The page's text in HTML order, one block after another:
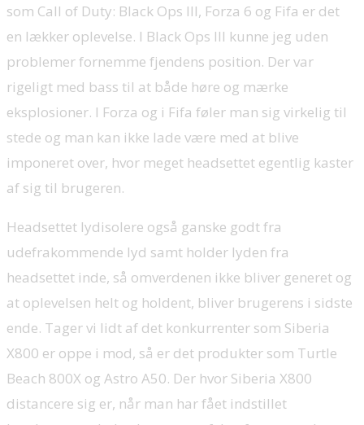
som Call of Duty: Black Ops III, Forza 6 og Fifa er det
en lækker oplevelse. I Black Ops III kunne jeg uden
problemer fornemme fjendens position. Der var
rigeligt med bass til at både høre og mærke
eksplosioner. I Forza og i Fifa føler man sig virkelig til
stede og man kan ikke lade være med at blive
imponeret over, hvor meget headsettet egentlig kaster
af sig til brugeren.
Headsettet lydisolere også ganske godt fra
udefrakommende lyd samt holder lyden fra
headsettet inde, så omverdenen ikke bliver generet og
at oplevelsen helt og holdent, bliver brugerens i sidste
ende. Tager vi lidt af det konkurrenter som Siberia
X800 er oppe i mod, så er det produkter som Turtle
Beach 800X og Astro A50. Der hvor Siberia X800
distancere sig er, når man har fået indstillet